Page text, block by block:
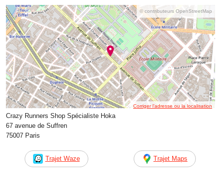
© contributeurs OpenStreetMap
Corriger l’adresse ou la localisation
Crazy Runners Shop Spécialiste Hoka
67 avenue de Suffren
75007 Paris
Trajet Waze Trajet Maps